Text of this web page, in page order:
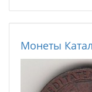
Монеты